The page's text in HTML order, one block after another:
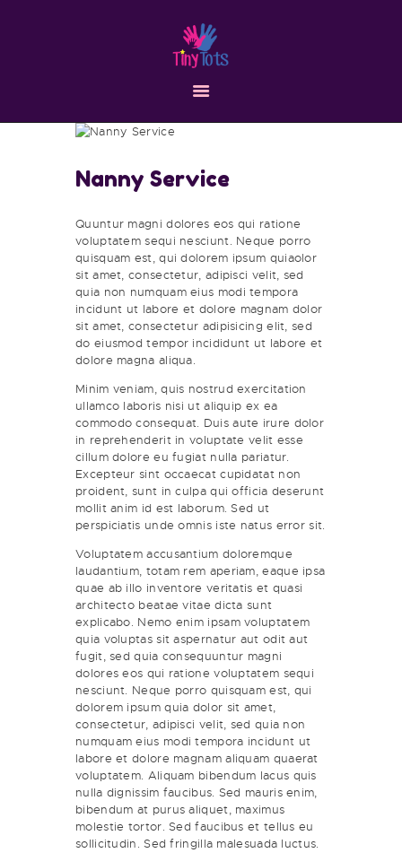
RESOURCES
Nanny Service
Quuntur magni dolores eos qui ratione
voluptatem sequi nesciunt. Neque porro
quisquam est, qui dolorem ipsum quiaolor
sit amet, consectetur, adipisci velit, sed
quia non numquam eius modi tempora
incidunt ut labore et dolore magnam dolor
sit amet, consectetur adipisicing elit, sed
do eiusmod tempor incididunt ut labore et
dolore magna aliqua.
Minim veniam, quis nostrud exercitation
ullamco laboris nisi ut aliquip ex ea
commodo consequat. Duis aute irure dolor
in reprehenderit in voluptate velit esse
cillum dolore eu fugiat nulla pariatur.
Excepteur sint occaecat cupidatat non
proident, sunt in culpa qui officia deserunt
mollit anim id est laborum. Sed ut
perspiciatis unde omnis iste natus error sit.
Voluptatem accusantium doloremque
laudantium, totam rem aperiam, eaque ipsa
quae ab illo inventore veritatis et quasi
architecto beatae vitae dicta sunt
explicabo. Nemo enim ipsam voluptatem
quia voluptas sit aspernatur aut odit aut
fugit, sed quia consequuntur magni
dolores eos qui ratione voluptatem sequi
nesciunt. Neque porro quisquam est, qui
dolorem ipsum quia dolor sit amet,
consectetur, adipisci velit, sed quia non
numquam eius modi tempora incidunt ut
labore et dolore magnam aliquam quaerat
voluptatem. Aliquam bibendum lacus quis
nulla dignissim faucibus. Sed mauris enim,
bibendum at purus aliquet, maximus
molestie tortor. Sed faucibus et tellus eu
sollicitudin. Sed fringilla malesuada luctus.